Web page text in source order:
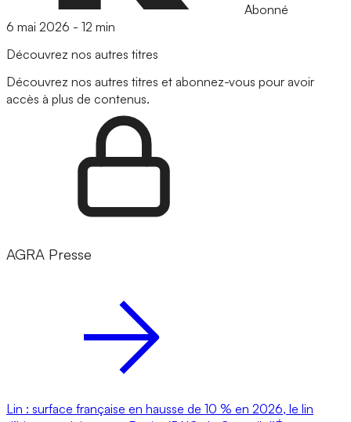
Abonné
6 mai 2026 - 12 min
Découvrez nos autres titres
Découvrez nos autres titres et abonnez-vous pour avoir
accès à plus de contenus.
AGRA Presse
Lin : surface française en hausse de 10 % en 2026, le lin